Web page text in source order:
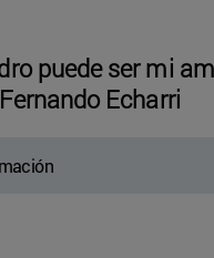
puede ser mi
Echarri